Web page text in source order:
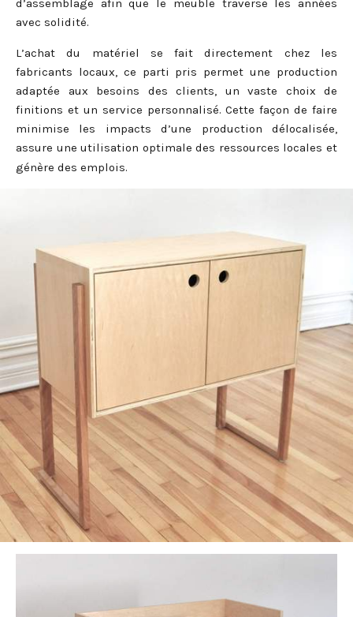
d’assemblage afin que le meuble traverse les années
avec solidité.
L’achat du matériel se fait directement chez les
fabricants locaux, ce parti pris permet une production
adaptée aux besoins des clients, un vaste choix de
finitions et un service personnalisé. Cette façon de faire
minimise les impacts d’une production délocalisée,
assure une utilisation optimale des ressources locales et
génère des emplois.